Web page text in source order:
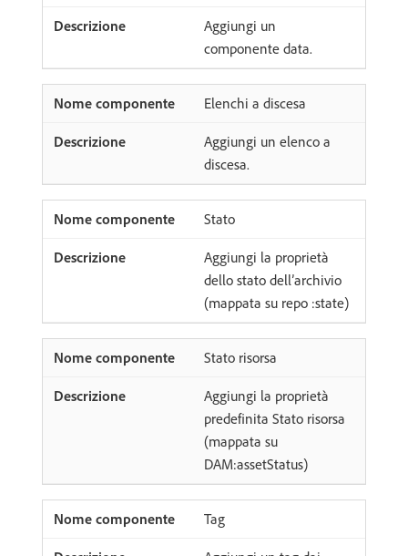
Aggiungi un
componente data.
Elenchi a discesa
Aggiungi un elenco a
discesa.
Stato
Aggiungi la proprietà
dello stato dell’archivio
(mappata su repo :state)
Stato risorsa
Aggiungi la proprietà
predefinita Stato risorsa
(mappata su
DAM:assetStatus)
Tag